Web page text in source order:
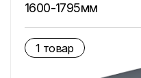
1600-1795мм
1 товар